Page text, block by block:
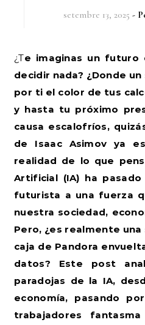
setembre 13, 2025 -
¿Te imaginas un futuro donde no tienes que
decidir nada? ¿Donde
por ti el color de tus
y hasta tu próximo
causa escalofríos,
de Isaac Asimov ya
realidad de lo que
Artificial (IA) ha
futurista a una fuerza
nuestra sociedad,
Pero, ¿es realmente
caja de Pandora
datos? Este post
paradojas de la IA,
economía, pasando
trabajadores